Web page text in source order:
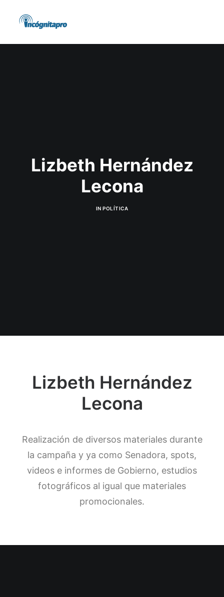
Lizbeth Hernández
Lecona
INPOLÍTICA
Lizbeth Hernández
Lecona
Realización de diversos materiales durante
la campaña y ya como Senadora, spots,
videos e informes de Gobierno, estudios
fotográficos al igual que materiales
promocionales.